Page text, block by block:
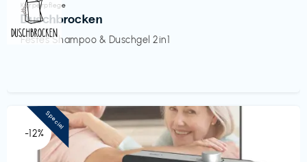
Körperpflege
Duschbrocken
Festes Shampoo & Duschgel 2in1
€‎
-12%
Special